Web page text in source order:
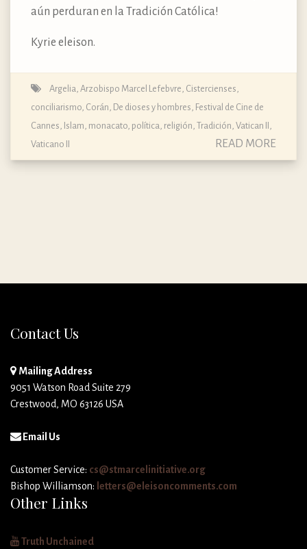
aún perduran en la Tradición Católica!
Kyrie eleison.
Argelia Arzobispo Marcel Lefebvre Cistercienses
conciliarismo Corán De dioses y hombres Festival de Cine de
Cannes Islam monacato política religión Tradición Vatican II
Vaticano II
READ MORE
Contact Us
Mailing Address
9051 Watson Road Suite 279
Crestwood, MO 63126 USA
Email Us
Customer Service: cs@stmarcelinitiative.org
Bishop Williamson: letters@eleisoncomments.com
Other Links
Truth Unchained